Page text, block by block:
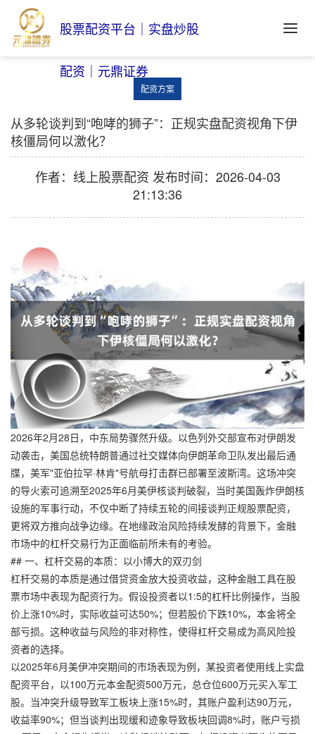
股票配资平台｜实盘炒股
配资｜元鼎证券
配资方案
从多轮谈判到“咆哮的狮子”：正规实盘配资视角下伊
核僵局何以激化？
作者：线上股票配资 发布时间：2026-04-03
21:13:36
2026年2月28日，中东局势骤然升级。以色列外交部宣布对伊朗发
动袭击，美国总统特朗普通过社交媒体向伊朗革命卫队发出最后通
牒，美军"亚伯拉罕·林肯"号航母打击群已部署至波斯湾。这场冲突
的导火索可追溯至2025年6月美伊核谈判破裂，当时美国轰炸伊朗核
设施的军事行动，不仅中断了持续五轮的间接谈判正规股票配资，
更将双方推向战争边缘。在地缘政治风险持续发酵的背景下，金融
市场中的杠杆交易行为正面临前所未有的考验。
## 一、杠杆交易的本质：以小博大的双刃剑
杠杆交易的本质是通过借贷资金放大投资收益，这种金融工具在股
票市场中表现为配资行为。假设投资者以1:5的杠杆比例操作，当股
价上涨10%时，实际收益可达50%；但若股价下跌10%，本金将全
部亏损。这种收益与风险的非对称性，使得杠杆交易成为高风险投
资者的选择。
以2025年6月美伊冲突期间的市场表现为例，某投资者使用线上实盘
配资平台，以100万元本金配资500万元，总仓位600万元买入军工
股。当冲突升级导致军工板块上涨15%时，其账户盈利达90万元，
收益率90%；但当谈判出现缓和迹象导致板块回调8%时，账户亏损